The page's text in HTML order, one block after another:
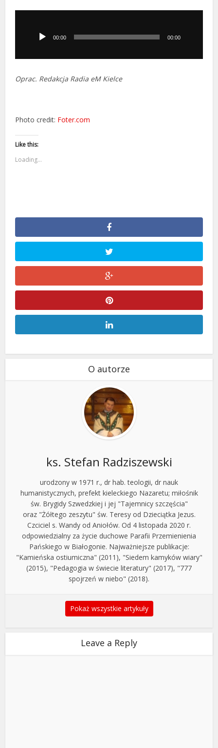
dźwiękowych00:00 00:00
Oprac. Redakcja Radia eM Kielce
Photo credit: Foter.com
Like this:
Loading...
O autorze
ks. Stefan Radziszewski
urodzony w 1971 r., dr hab. teologii, dr nauk
humanistycznych, prefekt kieleckiego Nazaretu; miłośnik
św. Brygidy Szwedzkiej i jej "Tajemnicy szczęścia"
oraz "Żółtego zeszytu" św. Teresy od Dzieciątka Jezus.
Czciciel s. Wandy od Aniołów. Od 4 listopada 2020 r.
odpowiedzialny za życie duchowe Parafii Przemienienia
Pańskiego w Białogonie. Najważniejsze publikacje:
"Kamieńska ostiumiczna" (2011), "Siedem kamyków wiary"
(2015), "Pedagogia w świecie literatury" (2017), "777
spojrzeń w niebo" (2018).
Pokaż wszystkie artykuły
Leave a Reply